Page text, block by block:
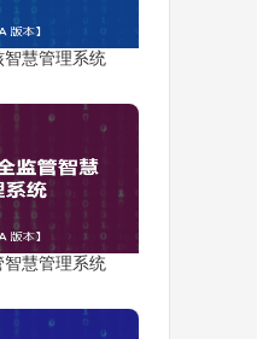
智慧管理系统
智慧管理系统